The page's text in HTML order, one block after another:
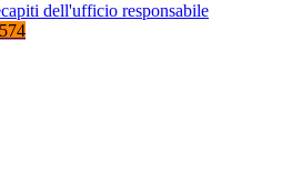
dell'ufficio responsabile
574